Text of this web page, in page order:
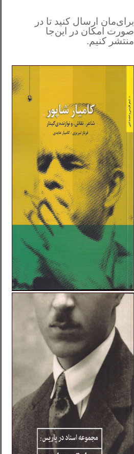
برای‌مان ارسال کنید تا در
صورت امکان در این‌جا
منتشر کنیم.